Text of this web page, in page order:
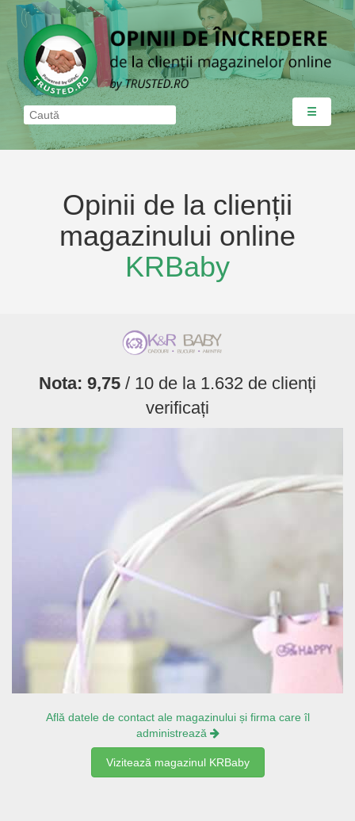
☰
Opinii de la clienții
magazinului online
KRBaby
Nota: 9,75 / 10 de la 1.632 de clienți
verificați
Află datele de contact ale magazinului și firma care îl
administrează
Vizitează magazinul KRBaby